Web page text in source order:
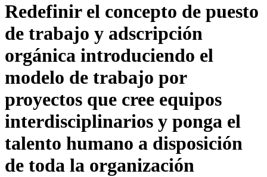
Redefinir el concepto de puesto
de trabajo y adscripción
orgánica introduciendo el
modelo de trabajo por
proyectos que cree equipos
interdisciplinarios y ponga el
talento humano a disposición
de toda la organización